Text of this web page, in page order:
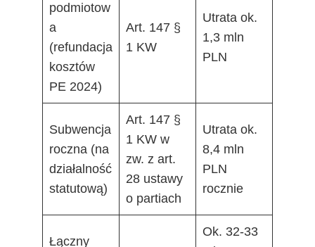
podmiotow
a
(refundacja
kosztów
PE 2024)
Art. 147 §
1 KW
Utrata ok.
1,3 mln
PLN
Subwencja
roczna (na
działalność
statutową)
Art. 147 §
1 KW w
zw. z art.
28 ustawy
o partiach
Utrata ok.
8,4 mln
PLN
rocznie
Łączny
Ok. 32-33